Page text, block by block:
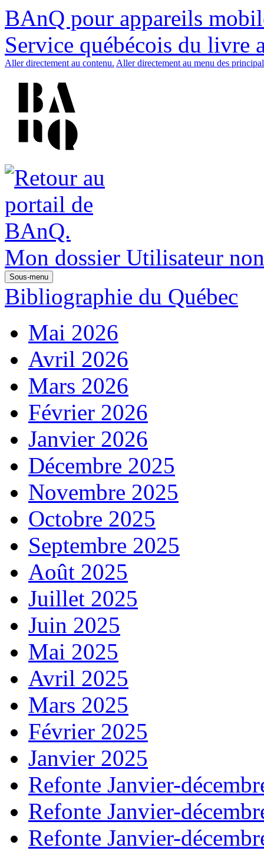
BAnQ pour appareils
Service québécois du livre
Aller directement au contenu. Aller directement au menu des
Mon dossier Utilisateur
Sous-menu
Bibliographie du Québec
Mai 2026
Avril 2026
Mars 2026
Février 2026
Janvier 2026
Décembre 2025
Novembre 2025
Octobre 2025
Septembre 2025
Août 2025
Juillet 2025
Juin 2025
Mai 2025
Avril 2025
Mars 2025
Février 2025
Janvier 2025
Refonte Janvier-
Refonte Janvier-
Refonte Janvier-